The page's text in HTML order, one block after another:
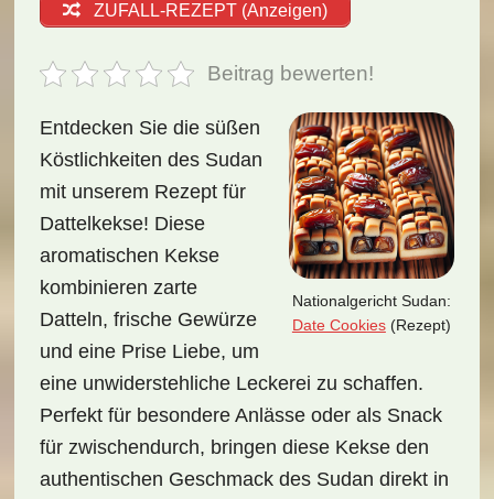
ZUFALL-REZEPT (Anzeigen)
Beitrag bewerten!
Nationalgericht Sudan:
Date Cookies(Rezept)
Entdecken Sie die süßen
Köstlichkeiten des Sudan
mit unserem Rezept für
Dattelkekse! Diese
aromatischen Kekse
kombinieren zarte
Datteln, frische Gewürze
und eine Prise Liebe, um
eine unwiderstehliche Leckerei zu schaffen.
Perfekt für besondere Anlässe oder als Snack
für zwischendurch, bringen diese Kekse den
authentischen Geschmack des Sudan direkt in